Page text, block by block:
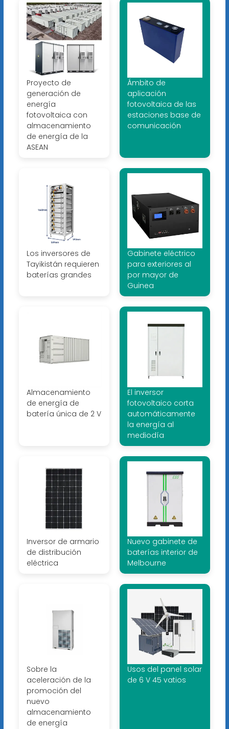
Proyecto de
generación de
energía
fotovoltaica con
almacenamiento
de energía de la
ASEAN
Ámbito de
aplicación
fotovoltaica de las
estaciones base de
comunicación
Los inversores de
Tayikistán requieren
baterías grandes
Gabinete eléctrico
para exteriores al
por mayor de
Guinea
Almacenamiento
de energía de
batería única de 2 V
El inversor
fotovoltaico corta
automáticamente
la energía al
mediodía
Inversor de armario
de distribución
eléctrica
Nuevo gabinete de
baterías interior de
Melbourne
Sobre la
aceleración de la
promoción del
nuevo
almacenamiento
de energía
Usos del panel solar
de 6 V 45 vatios